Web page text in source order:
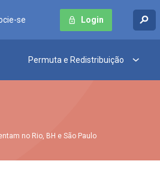
se Login
Permuta e Redistribuição
no Rio, BH e São Paulo